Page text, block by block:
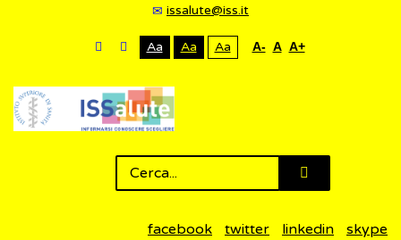
issalute@iss.it
Aa Aa Aa A- A A+
facebook twitter linkedin skype